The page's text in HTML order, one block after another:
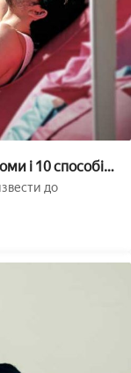
і 10 способів
до